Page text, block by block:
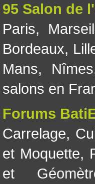
95 Salon de
Paris,
Bordeaux,
Mans, Nîmes
salons en
Forums
Carrelage,
et Moquette,
et